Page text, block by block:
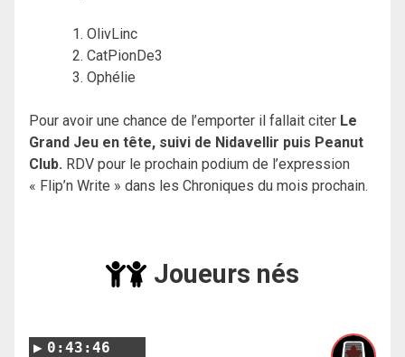
OlivLinc
CatPionDe3
Ophélie
Pour avoir une chance de l’emporter il fallait citer Le
Grand Jeu en tête, suivi de Nidavellir puis Peanut
Club. RDV pour le prochain podium de l’expression
« Flip’n Write » dans les Chroniques du mois prochain.
Joueurs nés
0:43:46